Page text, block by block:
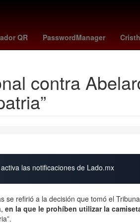
QR PasswordManager
siete reinos Eclipse Letizia Ortiz
contra
las notificaciones de Lado.mx
se refirió a la decisión que tomó el
en la que le prohíben utilizar la